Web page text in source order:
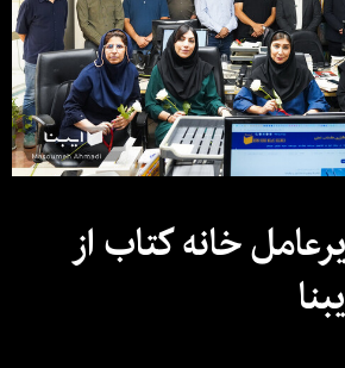
خانه کتاب از